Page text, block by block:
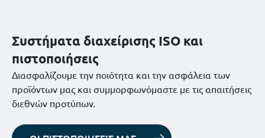
Συστήματα διαχείρισης ISO και
πιστοποιήσεις
Διασφαλίζουμε την ποιότητα και την ασφάλεια των
προϊόντων μας και συμμορφωνόμαστε με τις απαιτήσεις
διεθνών προτύπων.